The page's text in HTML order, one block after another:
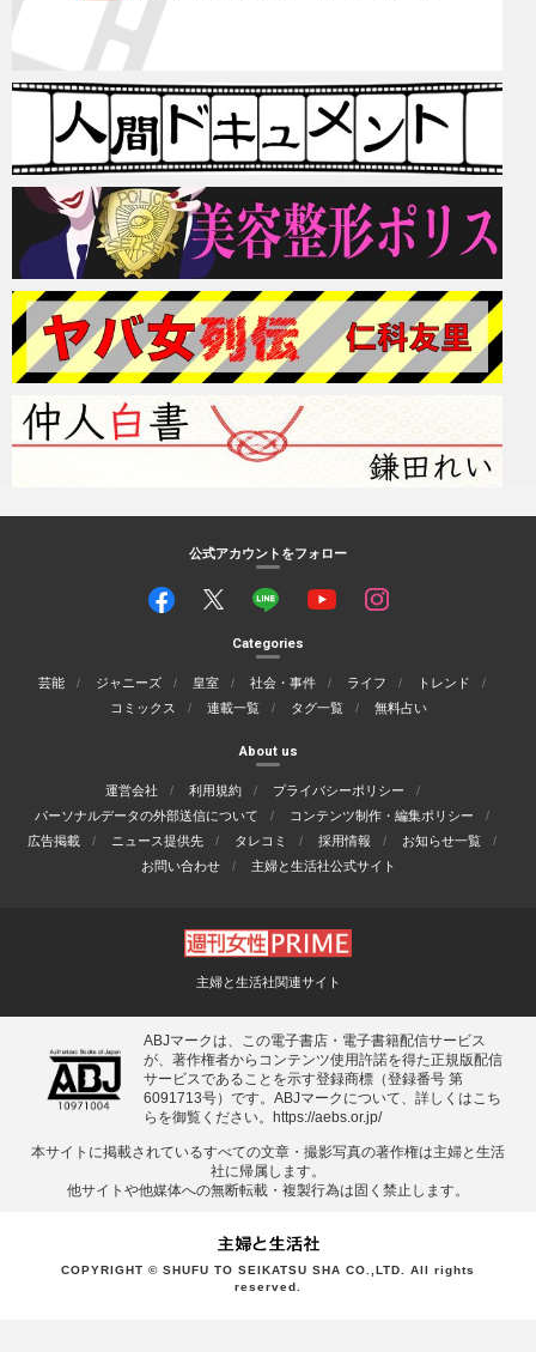
公式アカウントをフォロー
Categories
芸能 ジャニーズ 皇室 社会・事件 ライフ
トレンド
コミックス
連載一覧 タグ一覧 無料占い
About us
運営会社 利用規約
プライバシーポリシー
パーソナルデータの外部送信について
コンテンツ制作・編集ポリシー
広告掲載
ニュース提供先 タレコミ 採用情報
お知らせ一覧
お問い合わせ
主婦と生活社公式サイト
主婦と生活社関連サイト
ABJマークは、この電子書店・電子書籍配信サービス
が、著作権者からコンテンツ使用許諾を得た正規版配信
サービスであることを示す登録商標（登録番号 第
6091713号）です。ABJマークについて、詳しくはこち
らを御覧ください。
https://aebs.or.jp/
本サイトに掲載されているすべての⽂章・撮影写真の著作権は主婦と⽣活
社に帰属します。
他サイトや他媒体への無断転載・複製⾏為は固く禁⽌します。
COPYRIGHT © SHUFU TO SEIKATSU SHA CO.,LTD. All rights
reserved.